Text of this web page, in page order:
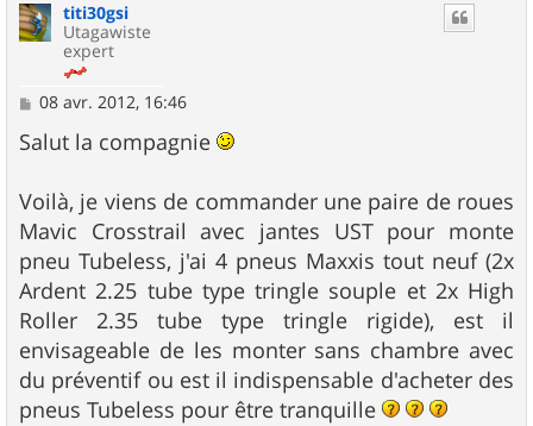
titi30gsi
Utagawiste
expert
M
s
s
g
e
08 avr. 2012, 16:46
Salut la compagnie
Voilà, je viens de commander une paire de roues
Mavic Crosstrail avec jantes UST pour monte
pneu Tubeless, j'ai 4 pneus Maxxis tout neuf (2x
Ardent 2.25 tube type tringle souple et 2x High
Roller 2.35 tube type tringle rigide), est il
envisageable de les monter sans chambre avec
du préventif ou est il indispensable d'acheter des
pneus Tubeless pour être tranquille